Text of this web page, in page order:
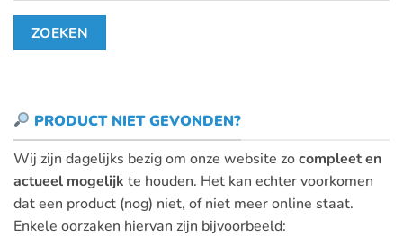
PRODUCT NIET GEVONDEN?
Wij zijn dagelijks bezig om onze website zocompleet en
actueel mogelijk te houden. Het kan echter voorkomen
dat een product (nog) niet, of niet meer online staat.
Enkele oorzaken hiervan zijn bijvoorbeeld: